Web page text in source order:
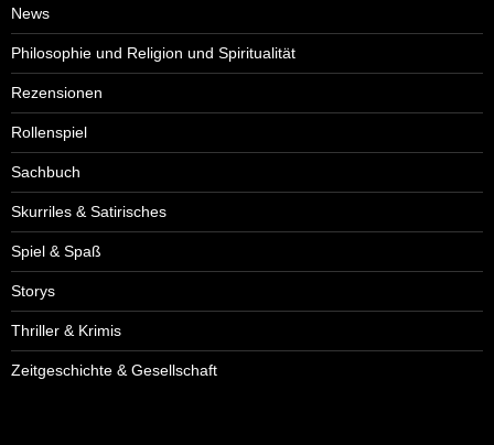
News
Philosophie und Religion und Spiritualität
Rezensionen
Rollenspiel
Sachbuch
Skurriles & Satirisches
Spiel & Spaß
Storys
Thriller & Krimis
Zeitgeschichte & Gesellschaft